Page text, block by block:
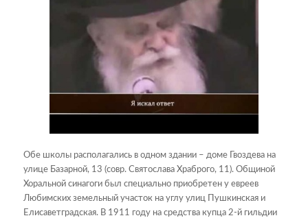
Обе школы располагались в одном здании – доме Гвоздева на
улице Базарной, 13 (совр. Святослава Храброго, 11). Общиной
Хоральной синагоги был специально приобретен у евреев
Любимских земельный участок на углу улиц Пушкинская и
Елисаветградская. В 1911 году на средства купца 2-й гильдии